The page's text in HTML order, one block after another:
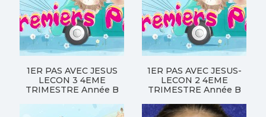
1ER PAS AVEC JESUS
LECON 3 4EME
TRIMESTRE Année B
1ER PAS AVEC JESUS-
LECON 2 4EME
TRIMESTRE Année B